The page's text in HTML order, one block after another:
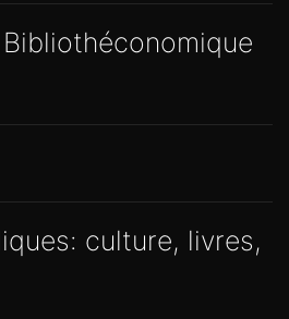
culture, livres,